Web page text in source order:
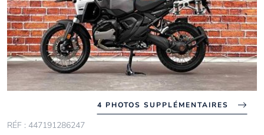
4 PHOTOS SUPPLÉMENTAIRES
RÉF : 447191286247